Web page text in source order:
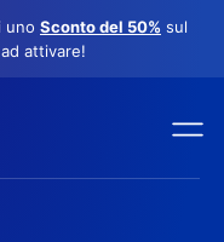
uno Sconto del 50% sul
attivare!